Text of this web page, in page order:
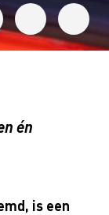
én
is een